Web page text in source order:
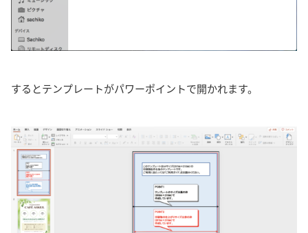
するとテンプレートがパワーポイントで開かれます。